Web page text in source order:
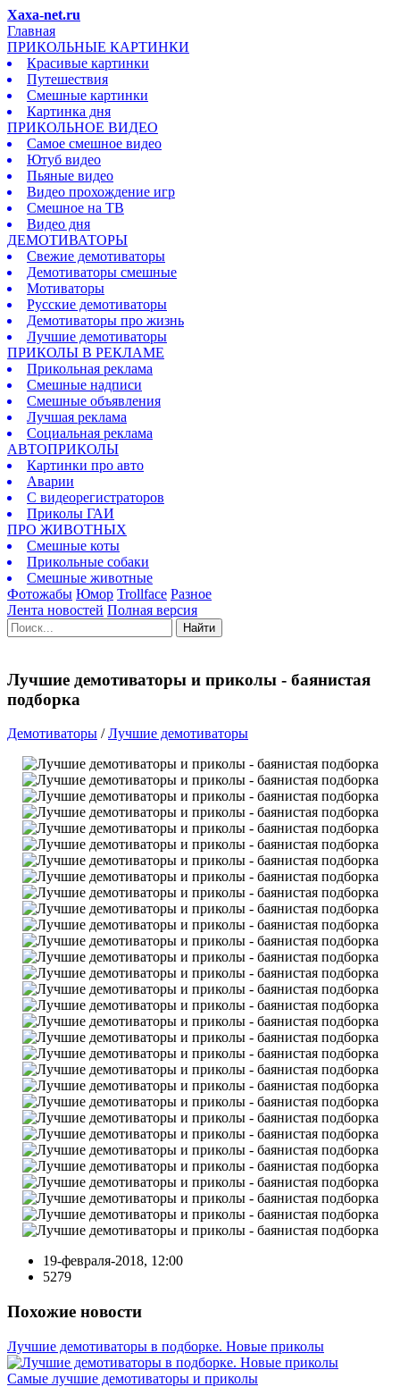
Xaxa-net.ru
Главная
ПРИКОЛЬНЫЕ КАРТИНКИ
Красивые картинки
Путешествия
Смешные картинки
Картинка дня
ПРИКОЛЬНОЕ ВИДЕО
Самое смешное видео
Ютуб видео
Пьяные видео
Видео прохождение игр
Смешное на ТВ
Видео дня
ДЕМОТИВАТОРЫ
Свежие демотиваторы
Демотиваторы смешные
Мотиваторы
Русские демотиваторы
Демотиваторы про жизнь
Лучшие демотиваторы
ПРИКОЛЫ В РЕКЛАМЕ
Прикольная реклама
Смешные надписи
Смешные объявления
Лучшая реклама
Социальная реклама
АВТОПРИКОЛЫ
Картинки про авто
Аварии
С видеорегистраторов
Приколы ГАИ
ПРО ЖИВОТНЫХ
Смешные коты
Прикольные собаки
Смешные животные
Фотожабы Юмор Trollface Разное
Лента новостей Полная версия
Найти
Лучшие демотиваторы и приколы - баянистая
подборка
Демотиваторы /Лучшие демотиваторы
19-февраля-2018, 12:00
5279
Похожие новости
Лучшие демотиваторы в подборке. Новые приколы
Самые лучшие демотиваторы и приколы